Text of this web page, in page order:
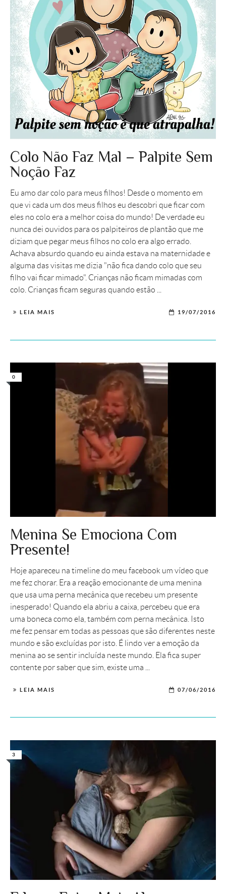
Colo Não Faz Mal – Palpite Sem
Noção Faz
Eu amo dar colo para meus filhos! Desde o momento em
que vi cada um dos meus filhos eu descobri que ficar com
eles no colo era a melhor coisa do mundo! De verdade eu
nunca dei ouvidos para os palpiteiros de plantão que me
diziam que pegar meus filhos no colo era algo errado.
Achava absurdo quando eu ainda estava na maternidade e
alguma das visitas me dizia "não fica dando colo que seu
filho vai ficar mimado". Crianças não ficam mimadas com
colo. Crianças ficam seguras quando estão ...
LEIA MAIS 19/07/2016
0
Menina Se Emociona Com
Presente!
Hoje apareceu na timeline do meu facebook um vídeo que
me fez chorar. Era a reação emocionante de uma menina
que usa uma perna mecânica que recebeu um presente
inesperado! Quando ela abriu a caixa, percebeu que era
uma boneca como ela, também com perna mecânica. Isto
me fez pensar em todas as pessoas que são diferentes neste
mundo e são excluídas por isto. É lindo ver a emoção da
menina ao se sentir incluída neste mundo. Ela fica super
contente por saber que sim, existe uma ...
LEIA MAIS 07/06/2016
3